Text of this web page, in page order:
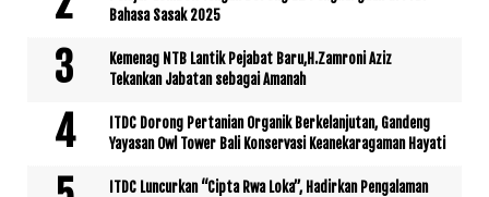
Bahasa Sasak 2025
Kemenag NTB Lantik Pejabat Baru,H.Zamroni Aziz
Tekankan Jabatan sebagai Amanah
ITDC Dorong Pertanian Organik Berkelanjutan, Gandeng
Yayasan Owl Tower Bali Konservasi Keanekaragaman Hayati
ITDC Luncurkan “Cipta Rwa Loka”, Hadirkan Pengalaman